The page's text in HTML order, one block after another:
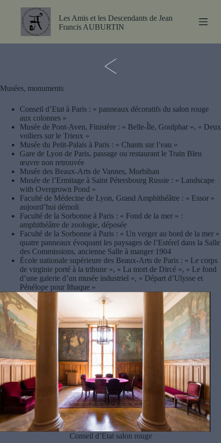
e
o
n
Les Amis et les Descendants de Jean
Francis AUBURTIN
<
Musées, monuments
Conseil d’Etat à Paris : « panneaux décoratifs du salon rouge
aux colonnes »
Musée de Pont-Aven, Finistère : « Belle-Île, Goulphar », « Deux
voiliers sur le Trieux »
Musée du Petit-Palais à Paris : « Chants sur l’eau »
Gare de Lyon de Paris, passage ou restaurant le Train Bleu
œuvre non retrouvée
Musée des Beaux-Arts de Vannes, Morbihan
Musée de l’Ermitage à Saint Pétersbourg Russie : « Landscape
with Overgrown Pond »
Faculté de Médecine de Lyon, Grand Amphithéâtre : « Essor »
aujourd’hui démoli
Faculté de la Sorbonne à Paris : « Fond de la mer » :
amphithéâtre de zoologie, déposée
Faculté de la Sorbonne à Paris : « Un verger au bord de la mer »
quatre panneaux évoquant les paysages de l’Estérel dans la Salle
des Commissions, ancienne Salle à manger 1904
École nationale supérieure des Beaux-Arts de Paris : « Le corps
de virginie porté à la tribune », « La mort de Dircé », « Le fond
d’une galerie d’un musée industriel », « Départ d’Ulysse et
Pénélope pour Ithaque »
Conseil d’Etat salon rouge